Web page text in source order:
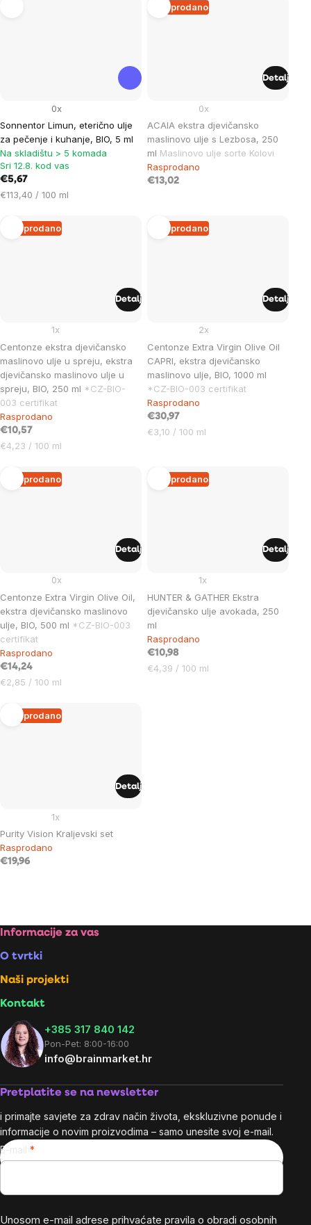
Sonnentor Limun, eterično ulje
za pečenje i kuhanje, BIO, 5 ml
0x
Na skladištu > 5 komada
Sri 12.8. kod vas
€5,67
Cijena
€113,40 / 100 ml
Rasprodano
ACAIA ekstra djevičansko
maslinovo ulje s Lezbosa, 250
ml Maslinovo ulje sorte Kolovi
0x
Rasprodano
€13,02
Detalj
Rasprodano
Centonze ekstra djevičansko
maslinovo ulje u spreju, ekstra
djevičansko maslinovo ulje u
spreju, BIO, 250 ml *CZ-BIO-
003 certifikat
1x
Rasprodano
€10,57
Cijena
€4,23 / 100 ml
Detalj
Rasprodano
Centonze Extra Virgin Olive Oil
CAPRI, ekstra djevičansko
maslinovo ulje, BIO, 1000 ml
*CZ-BIO-003 certifikat
2x
Rasprodano
€30,97
Cijena
€3,10 / 100 ml
Detalj
Rasprodano
Centonze Extra Virgin Olive Oil,
ekstra djevičansko maslinovo
ulje, BIO, 500 ml *CZ-BIO-003
certifikat
0x
Rasprodano
€14,24
Cijena
€2,85 / 100 ml
Detalj
Rasprodano
HUNTER & GATHER Ekstra
djevičansko ulje avokada, 250
ml
1x
Rasprodano
€10,98
Cijena
€4,39 / 100 ml
Detalj
Rasprodano
Purity Vision Kraljevski set
1x
Rasprodano
€19,96
Detalj
controls
Footer
Informacije za vas
O tvrtki
Naši projekti
Kontakt
+385 317 840 142
Pon-Pet: 8:00-16:00
info@brainmarket.hr
Pretplatite se na newsletter
i primajte savjete za zdrav način života, ekskluzivne ponude i
informacije o novim proizvodima – samo unesite svoj e-mail.
E-mail
Unosom e-mail adrese prihvaćate pravila o obradi osobnih